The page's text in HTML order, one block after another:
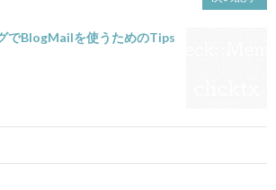
でBlogMailを使うためのTips